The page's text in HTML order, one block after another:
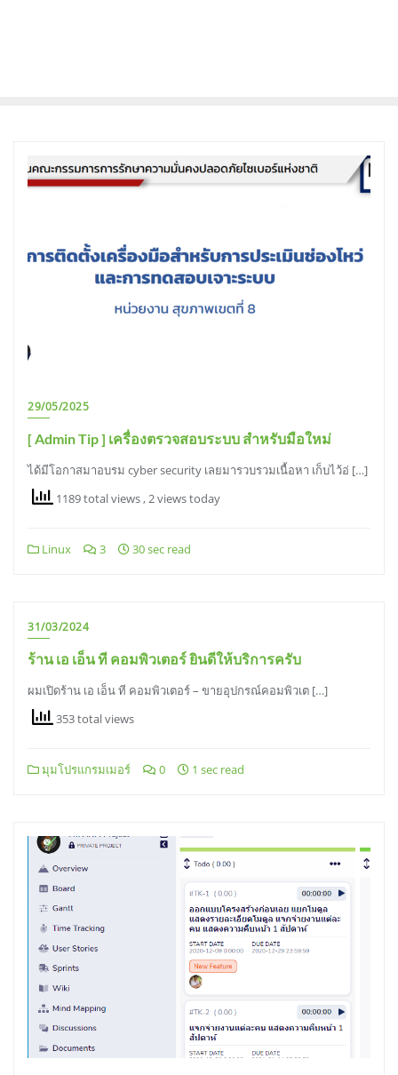
29/05/2025
[ Admin Tip ] เครื่องตรวจสอบระบบ สำหรับมือใหม่
ได้มีโอกาสมาอบรม cyber security เลยมารวบรวมเนื้อหา เก็บไว้อ่ […]
1189 total views, 2 views today
Linux 3 30 sec read
31/03/2024
ร้าน เอ เอ็น ที คอมพิวเตอร์ ยินดีให้บริการครับ
ผมเปิดร้าน เอ เอ็น ที คอมพิวเตอร์ – ขายอุปกรณ์คอมพิวเต […]
353 total views
มุมโปรแกรมเมอร์ 0 1 sec read